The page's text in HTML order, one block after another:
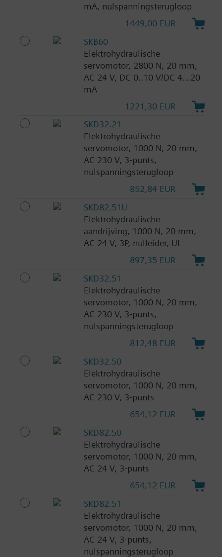
mA, nulspanningsterugloop
1449,00 EUR
SKB60
Elektrohydraulische
servomotor, 2800 N, 20 mm,
AC 24 V, DC 0..10 V/DC 4…20
mA
1221,30 EUR
SKD32.21
Elektrohydraulische
servomotor, 1000 N, 20 mm,
AC 230 V, 3-punts,
nulspanningsterugloop
852,84 EUR
SKD82.51U
Elektrohydraulische
aandrijving, 1000 N, 20 mm,
AC 24 V, 3P, nulleider, UL
897,35 EUR
SKD32.51
Elektrohydraulische
servomotor, 1000 N, 20 mm,
AC 230 V, 3-punts,
nulspanningsterugloop
812,48 EUR
SKD32.50
Elektrohydraulische
servomotor, 1000 N, 20 mm,
AC 230 V, 3-punts
654,12 EUR
SKD82.50
Elektrohydraulische
servomotor, 1000 N, 20 mm,
AC 24 V, 3-punts
654,12 EUR
SKD82.51
Elektrohydraulische
servomotor, 1000 N, 20 mm,
AC 24 V, 3-punts,
nulspanningsterugloop